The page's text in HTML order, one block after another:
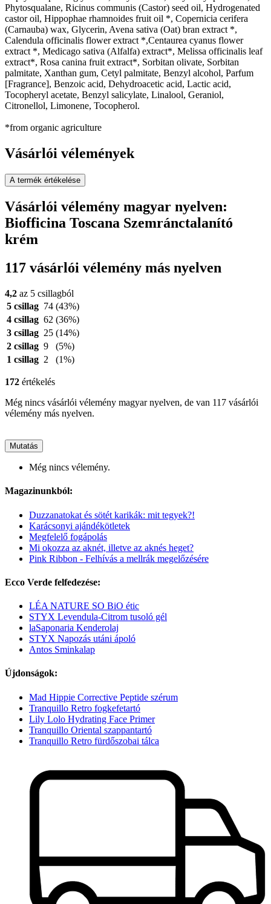
Phytosqualane, Ricinus communis (Castor) seed oil, Hydrogenated
castor oil, Hippophae rhamnoides fruit oil *, Copernicia cerifera
(Carnauba) wax, Glycerin, Avena sativa (Oat) bran extract *,
Calendula officinalis flower extract *,Centaurea cyanus flower
extract *, Medicago sativa (Alfalfa) extract*, Melissa officinalis leaf
extract*, Rosa canina fruit extract*, Sorbitan olivate, Sorbitan
palmitate, Xanthan gum, Cetyl palmitate, Benzyl alcohol, Parfum
[Fragrance], Benzoic acid, Dehydroacetic acid, Lactic acid,
Tocopheryl acetate, Benzyl salicylate, Linalool, Geraniol,
Citronellol, Limonene, Tocopherol.
*from organic agriculture
Vásárlói vélemények
A termék értékelése
Vásárlói vélemény magyar nyelven:
Biofficina Toscana Szemránctalanító
krém
117 vásárlói vélemény más nyelven
4,2 az 5 csillagból
5 csillag 74 (43%)
4 csillag 62 (36%)
3 csillag 25 (14%)
2 csillag 9
(5%)
1 csillag 2 (1%)
172 értékelés
Még nincs vásárlói vélemény magyar nyelven, de van 117 vásárlói
vélemény más nyelven.
Mutatás
Még nincs vélemény.
Magazinunkból:
Duzzanatokat és sötét karikák: mit tegyek?!
Karácsonyi ajándékötletek
Megfelelő fogápolás
Mi okozza az aknét, illetve az aknés heget?
Pink Ribbon - Felhívás a mellrák megelőzésére
Ecco Verde felfedezése:
LÉA NATURE SO BiO étic
STYX Levendula-Citrom tusoló gél
laSaponaria Kenderolaj
STYX Napozás utáni ápoló
Antos Sminkalap
Újdonságok:
Mad Hippie Corrective Peptide szérum
Tranquillo Retro fogkefetartó
Lily Lolo Hydrating Face Primer
Tranquillo Oriental szappantartó
Tranquillo Retro fürdőszobai tálca